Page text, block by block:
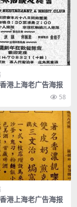
港上海老广告海报
58
港上海老广告海报